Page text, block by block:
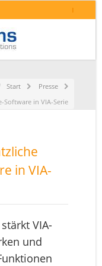
I
Start
Presse
Software in VIA-Serie
in VIA-
VIA-
und